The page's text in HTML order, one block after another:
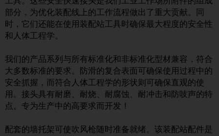
部分，为优化装配线上的工作流程做出了重大贡献。同
时，它们还能在使用装配站工具时确保最大程度的安全性
和人体工程学。
我们的产品系列与所有标准化和非标准化型材兼容，符合
大多数标准的要求。防滑的复合表面可确保使用过程中的
安全抓握，而符合人体工程学的形状则可确保直观的使
用。接头具有耐磨、耐烧、耐腐蚀、耐冲击和防吱声的特
点。专为生产中的高要求而开发！
配套的墙托架可使吹风枪随时准备就绪。该装配站配件是